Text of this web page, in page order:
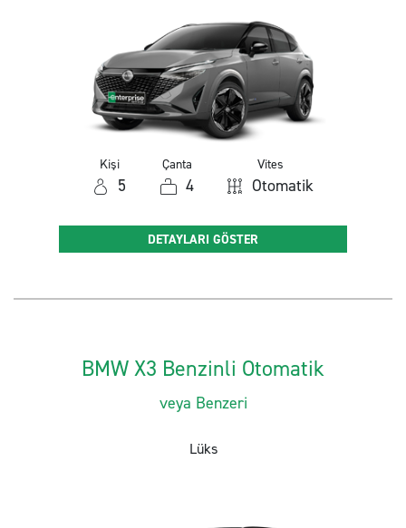
Kişi
5
Çanta
4
Vites
Otomatik
DETAYLARI GÖSTER
BMW X3 Benzinli Otomatik
veya Benzeri
Lüks